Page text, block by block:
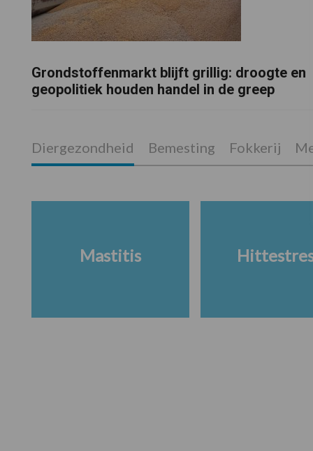
Grondstoffenmarkt blijft grillig: droogte en
geopolitiek houden handel in de greep
Diergezondheid Bemesting Fokkerij
Mastitis